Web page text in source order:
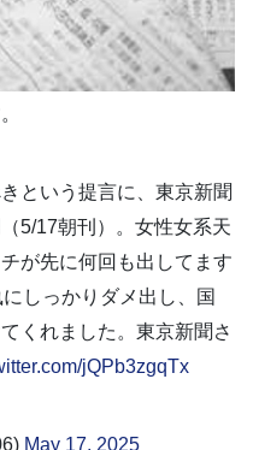
という提言に、東京新聞
5/17朝刊）。女性女系天
が先に何回も出してます
しっかりダメ出し、国
くれました。東京新聞さ
jQPb3zgqTx
May 17, 2025